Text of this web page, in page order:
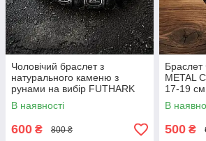
Чоловічий браслет з
натурального каменю з
рунами на вибір FUTHARK
преміум якість
В наявності
600 ₴ 800 ₴
Браслет
METAL
17-19
В
500 ₴